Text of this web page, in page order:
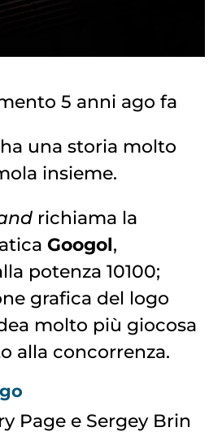
5 anni ago fa
una storia molto
insieme.
richiama la
Googol,
potenza 10100;
grafica del logo
molto più giocosa
alla concorrenza.
Page e Sergey Brin